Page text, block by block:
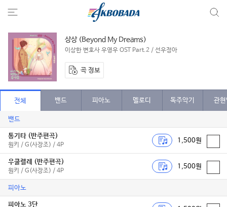
상상 (Beyond My Dreams)
이상한 변호사 우영우 OST Part.2 / 선우정아
곡 정보
전체 밴드 피아노 멜로디 독주악기 관
밴드
통기타 (반주편곡)
원키 / G(사장조) / 4P
1,500원
우쿨렐레 (반주편곡)
원키 / G(사장조) / 4P
1,500원
피아노
피아노 3단